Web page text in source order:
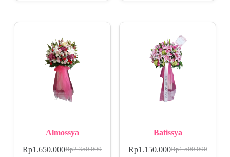
Almossya
Rp2.350.000
Rp1.650.000
Batissya
Rp1.500.000
Rp1.150.000